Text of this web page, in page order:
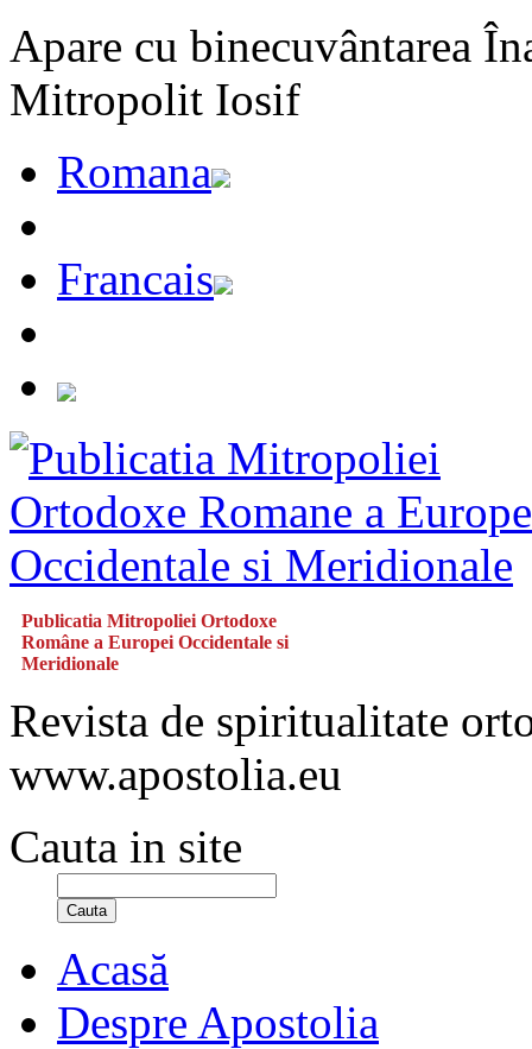
Apare cu binecuvântarea
Mitropolit Iosif
Romana
Francais
Publicatia Mitropoliei Ortodoxe
Române a Europei Occidentale si
Meridionale
Revista de spiritualitate
www.apostolia.eu
Cauta in site
Cauta
Acasă
Despre Apostolia